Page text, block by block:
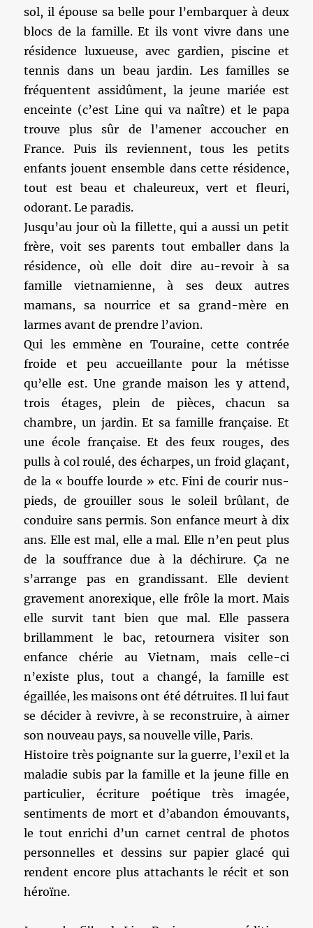
sol, il épouse sa belle pour l’embarquer à deux
blocs de la famille. Et ils vont vivre dans une
résidence luxueuse, avec gardien, piscine et
tennis dans un beau jardin. Les familles se
fréquentent assidûment, la jeune mariée est
enceinte (c’est Line qui va naître) et le papa
trouve plus sûr de l’amener accoucher en
France. Puis ils reviennent, tous les petits
enfants jouent ensemble dans cette résidence,
tout est beau et chaleureux, vert et fleuri,
odorant. Le paradis.
Jusqu’au jour où la fillette, qui a aussi un petit
frère, voit ses parents tout emballer dans la
résidence, où elle doit dire au-revoir à sa
famille vietnamienne, à ses deux autres
mamans, sa nourrice et sa grand-mère en
larmes avant de prendre l’avion.
Qui les emmène en Touraine, cette contrée
froide et peu accueillante pour la métisse
qu’elle est. Une grande maison les y attend,
trois étages, plein de pièces, chacun sa
chambre, un jardin. Et sa famille française. Et
une école française. Et des feux rouges, des
pulls à col roulé, des écharpes, un froid glaçant,
de la « bouffe lourde » etc. Fini de courir nus-
pieds, de grouiller sous le soleil brûlant, de
conduire sans permis. Son enfance meurt à dix
ans. Elle est mal, elle a mal. Elle n’en peut plus
de la souffrance due à la déchirure. Ça ne
s’arrange pas en grandissant. Elle devient
gravement anorexique, elle frôle la mort. Mais
elle survit tant bien que mal. Elle passera
brillamment le bac, retournera visiter son
enfance chérie au Vietnam, mais celle-ci
n’existe plus, tout a changé, la famille est
égaillée, les maisons ont été détruites. Il lui faut
se décider à revivre, à se reconstruire, à aimer
son nouveau pays, sa nouvelle ville, Paris.
Histoire très poignante sur la guerre, l’exil et la
maladie subis par la famille et la jeune fille en
particulier, écriture poétique très imagée,
sentiments de mort et d’abandon émouvants,
le tout enrichi d’un carnet central de photos
personnelles et dessins sur papier glacé qui
rendent encore plus attachants le récit et son
héroïne.